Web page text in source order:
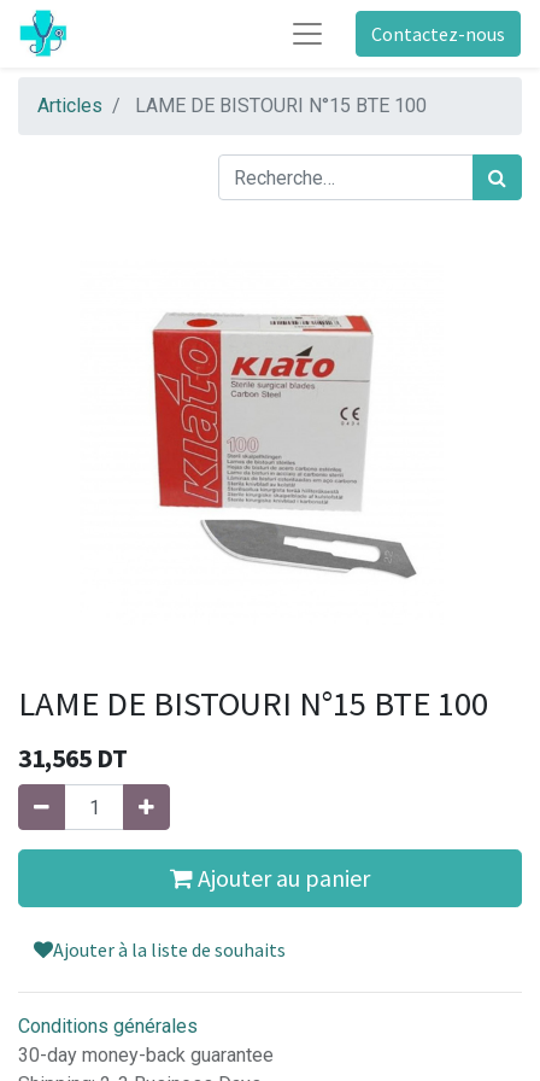
Contactez-nous
Articles LAME DE BISTOURI N°15 BTE 100
LAME DE BISTOURI N°15 BTE 100
31,565 DT
Ajouter au panier
Ajouter à la liste de souhaits
Conditions générales
30-day money-back guarantee